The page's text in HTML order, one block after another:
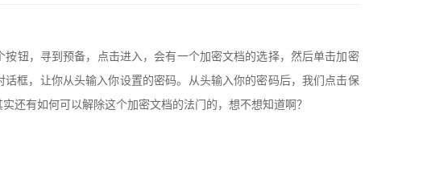
钮，寻到预备，点击进入，会有一个加密文档的选择，然后单击加密
框，让你从头输入你设置的密码。从头输入你的密码后，我们点击保
还有如何可以解除这个加密文档的法门的，想不想知道啊？